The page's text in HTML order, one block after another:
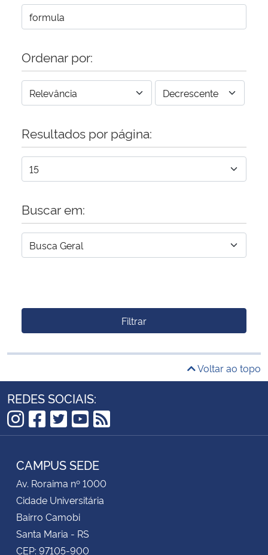
Ordenar por:
Resultados por página:
Buscar em:
Filtrar
Voltar ao topo
REDES SOCIAIS:
Instagram
Facebook
Twitter
YouTube
RSS
CAMPUS SEDE
Av. Roraima nº 1000
Cidade Universitária
Bairro Camobi
Santa Maria - RS
CEP: 97105-900